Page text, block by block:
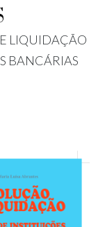
LIQUIDAÇÃO
BANCÁRIAS